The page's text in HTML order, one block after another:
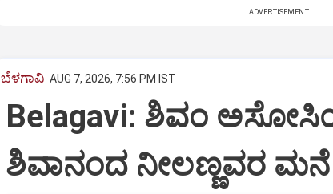
ADVERTISEMENT
ಬೆಳಗಾವಿ AUG 7, 2026, 7:56 PM IST
Belagavi: ಶಿವಂ
ಶಿವಾನಂದ ನೀಲಣ್ಣವರ